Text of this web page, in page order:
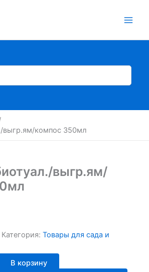
компос 350мл
выгр.ям/
Категория: Товары для сада и
В корзину